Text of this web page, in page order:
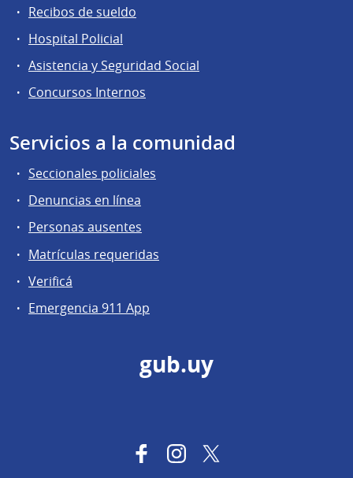
Recibos de sueldo
Hospital Policial
Asistencia y Seguridad Social
Concursos Internos
Servicios a la comunidad
Seccionales policiales
Denuncias en línea
Personas ausentes
Matrículas requeridas
Verificá
Emergencia 911 App
gub.uy
FacebookInstagram